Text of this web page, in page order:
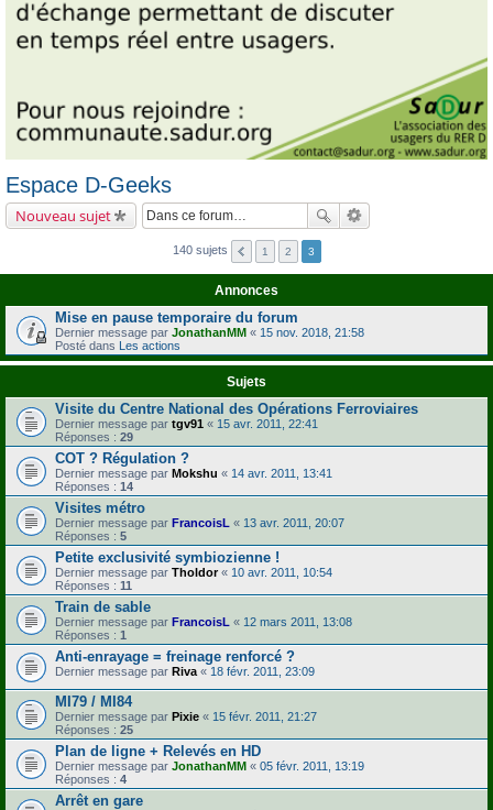
Espace D-Geeks
Nouveau sujet
140 sujets 1 2 3
Annonces
Mise en pause temporaire du forum
Dernier message par JonathanMM « 15 nov. 2018, 21:58
Posté dans Les actions
Sujets
Visite du Centre National des Opérations Ferroviaires
Dernier message par tgv91 « 15 avr. 2011, 22:41
Réponses : 29
COT ? Régulation ?
Dernier message par Mokshu « 14 avr. 2011, 13:41
Réponses : 14
Visites métro
Dernier message par FrancoisL « 13 avr. 2011, 20:07
Réponses : 5
Petite exclusivité symbiozienne !
Dernier message par Tholdor« 10 avr. 2011, 10:54
Réponses : 11
Train de sable
Dernier message par FrancoisL « 12 mars 2011, 13:08
Réponses : 1
Anti-enrayage = freinage renforcé ?
Dernier message par Riva « 18 févr. 2011, 23:09
MI79 / MI84
Dernier message par Pixie « 15 févr. 2011, 21:27
Réponses : 25
Plan de ligne + Relevés en HD
Dernier message par JonathanMM « 05 févr. 2011, 13:19
Réponses : 4
Arrêt en gare